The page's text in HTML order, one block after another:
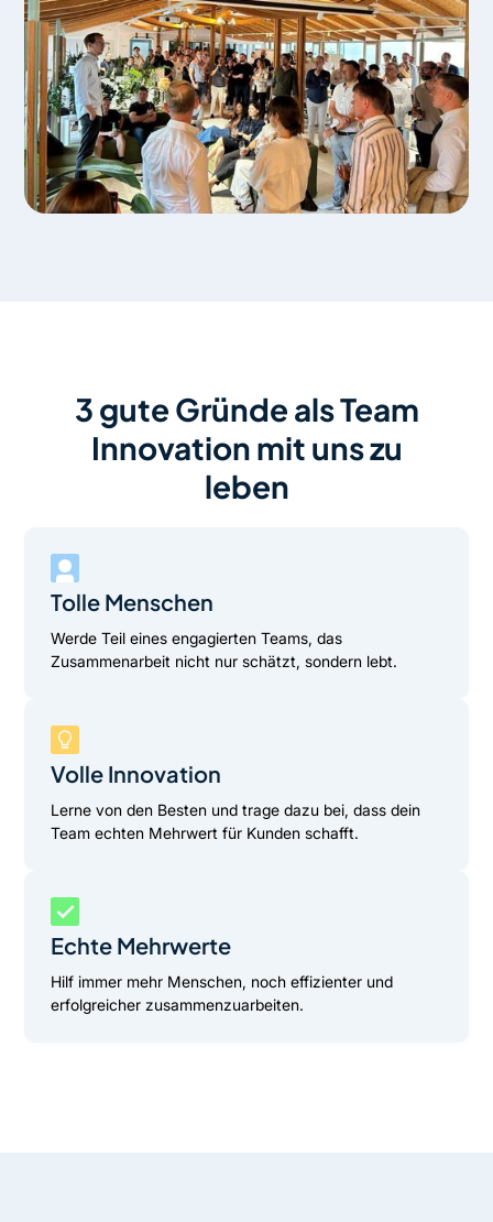
3 gute Gründe als Team
Innovation mit uns zu
leben
Tolle Menschen
Werde Teil eines engagierten Teams, das
Zusammenarbeit nicht nur schätzt, sondern lebt.
Volle Innovation
Lerne von den Besten und trage dazu bei, dass dein
Team echten Mehrwert für Kunden schafft.
Echte Mehrwerte
Hilf immer mehr Menschen, noch effizienter und
erfolgreicher zusammenzuarbeiten.